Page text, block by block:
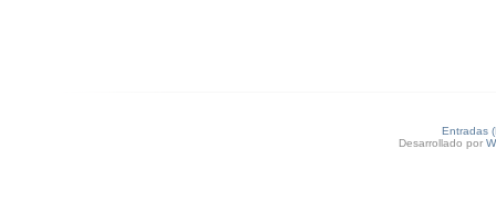
Entradas
Desarrollado por